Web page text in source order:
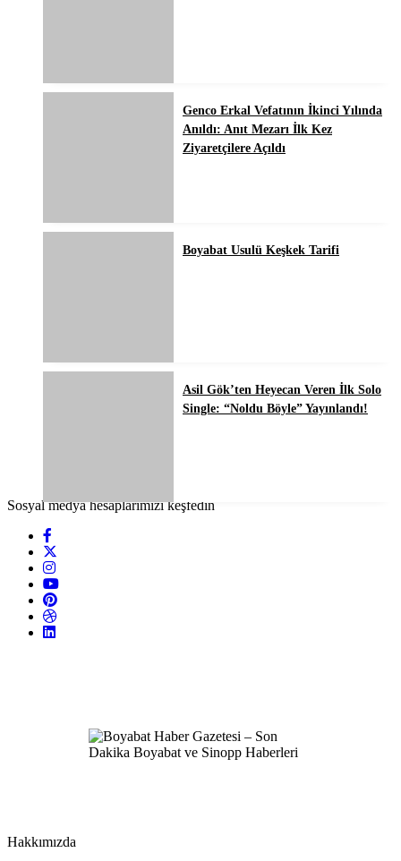
Genco Erkal Vefatının İkinci Yılında
Anıldı: Anıt Mezarı İlk Kez
Ziyaretçilere Açıldı
Boyabat Usulü Keşkek Tarifi
Asil Gök’ten Heyecan Veren İlk Solo
Single: “Noldu Böyle” Yayınlandı!
Sosyal medya hesaplarımızı keşfedin
Hakkımızda